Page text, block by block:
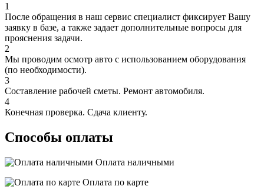
1
После обращения в наш сервис специалист фиксирует Вашу
заявку в базе, а также задает дополнительные вопросы для
прояснения задачи.
2
Мы проводим осмотр авто с использованием оборудования
(по необходимости).
3
Составление рабочей сметы. Ремонт автомобиля.
4
Конечная проверка. Сдача клиенту.
Способы оплаты
Оплата наличными
Оплата по карте